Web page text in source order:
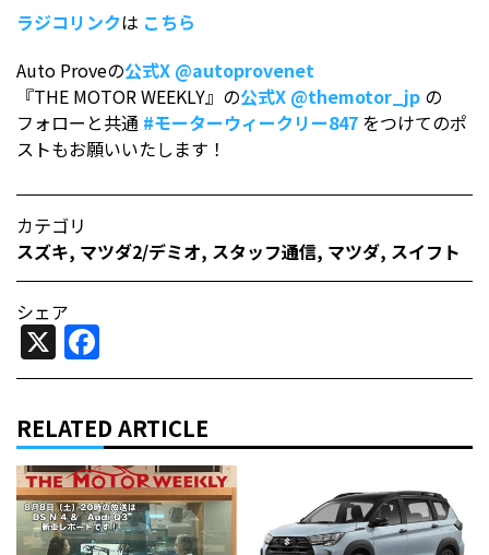
ラジコリンクは こちら
Auto Proveの公式X @autoprovenet
『THE MOTOR WEEKLY』の公式X @themotor_jp の
フォローと共通 #モーターウィークリー847 をつけてのポ
ストもお願いいたします！
カテゴリ
スズキ, マツダ2/デミオ, スタッフ通信, マツダ, スイフト
シェア
X
RELATED ARTICLE